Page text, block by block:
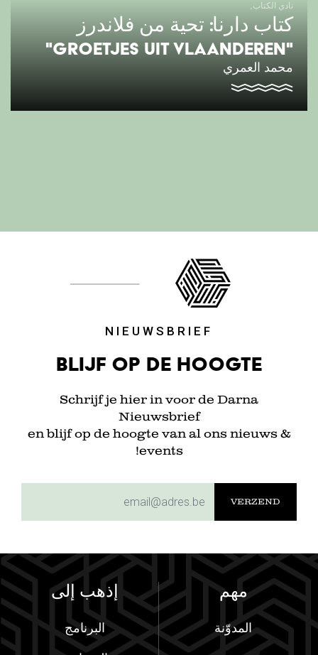
نادي الكتاب
كتاب دارنا: تحية من فلاندرز
"GROETJES UIT VLAANDEREN"
محمد العمري
NIEUWSBRIEF
Blijf op de hoogte
Schrijf je hier in voor de Darna
Nieuwsbrief
en blijf op de hoogte van al ons nieuws &
events!
إذهب إلى
البرنامج
مهم
المدوّنة